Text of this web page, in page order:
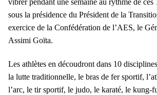
vibrer pendant une semaine au rythme de ces
sous la présidence du Président de la
exercice de la Confédération de l’AES, le
Assimi Goïta.
Les athlètes en découdront dans 10
la lutte traditionnelle, le bras de fer sportif,
l’arc, le tir sportif, le judo, le karaté, le kung-